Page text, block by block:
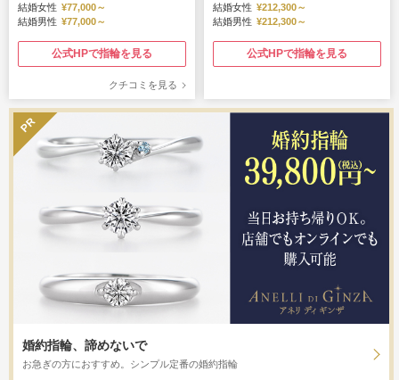
結婚女性 ¥77,000～
結婚男性 ¥77,000～
公式HPで指輪を見る
クチコミを見る
結婚女性 ¥212,300～
結婚男性 ¥212,300～
公式HPで指輪を見る
婚約指輪、諦めないで
お急ぎの方におすすめ。シンプル定番の婚約指輪